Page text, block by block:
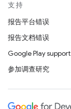
支持
报告平台错误
报告文档错误
Google Play support
参加调查研究